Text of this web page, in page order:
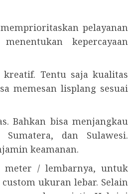
pelayanan
kepercayaan
Tentu saja kualitas
memesan lisplang sesuai
Bahkan bisa menjangkau
dan Sulawesi.
keamanan.
/ lembarnya, untuk
ukuran lebar. Selain